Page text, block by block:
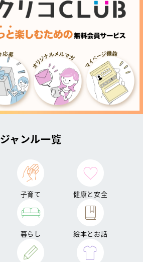
ジャンル一覧
子育て 健康と安全
暮らし 絵本とお話